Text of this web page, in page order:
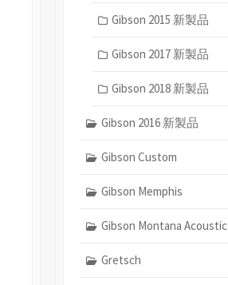
Gibson 2015 新製品
Gibson 2017 新製品
Gibson 2018 新製品
Gibson 2016 新製品
Gibson Custom
Gibson Memphis
Gibson Montana Acoustic
Gretsch